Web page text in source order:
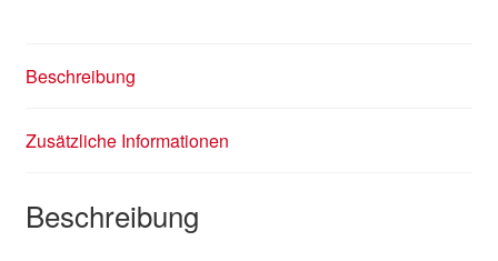
Beschreibung
Zusätzliche Informationen
Beschreibung